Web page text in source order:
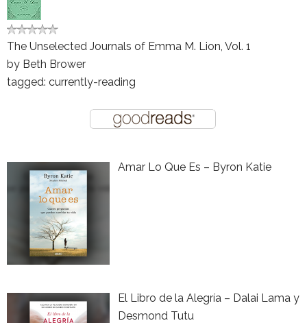
The Unselected Journals of Emma M. Lion, Vol. 1
by Beth Brower
tagged: currently-reading
Amar Lo Que Es – Byron Katie
El Libro de la Alegría – Dalai Lama y
Desmond Tutu